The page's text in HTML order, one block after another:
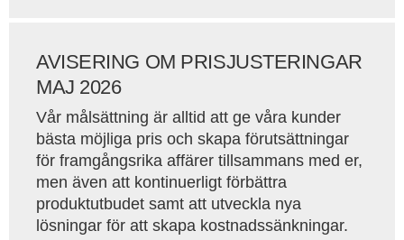
AVISERING OM PRISJUSTERINGAR
MAJ 2026
Vår målsättning är alltid att ge våra kunder
bästa möjliga pris och skapa förutsättningar
för framgångsrika affärer tillsammans med er,
men även att kontinuerligt förbättra
produktutbudet samt att utveckla nya
lösningar för att skapa kostnadssänkningar.